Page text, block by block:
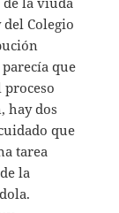
Colegio
que
hay dos
que
tarea
la